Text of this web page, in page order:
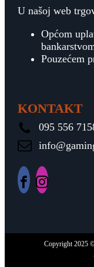
U našoj web
Općom
Pouzećem
KONTAKT
095 556
Copyright2025©